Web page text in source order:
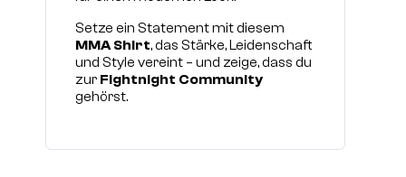
Setze ein Statement mit diesem
MMA Shirt, das Stärke, Leidenschaft
und Style vereint – und zeige, dass du
zur Fightnight Community
gehörst.